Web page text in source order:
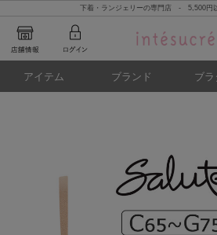
下着・ランジェリーの専門店 - 5,500円
アイテム ブランド ブ